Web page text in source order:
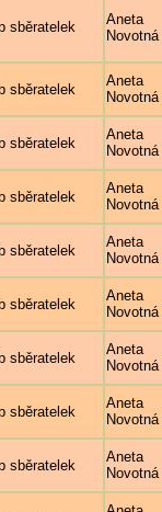
sběratelek
Aneta
Novotná
sběratelek
Aneta
Novotná
sběratelek
Aneta
Novotná
sběratelek
Aneta
Novotná
sběratelek
Aneta
Novotná
sběratelek
Aneta
Novotná
sběratelek
Aneta
Novotná
sběratelek
Aneta
Novotná
sběratelek
Aneta
Novotná